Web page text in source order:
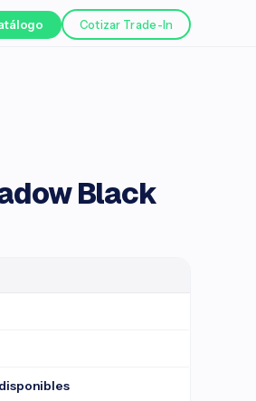
Cotizar Trade-In
Black